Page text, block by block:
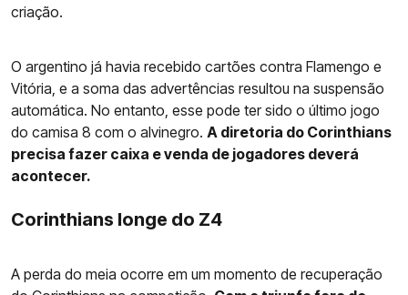
criação.
O argentino já havia recebido cartões contra Flamengo e
Vitória, e a soma das advertências resultou na suspensão
automática. No entanto, esse pode ter sido o último jogo
do camisa 8 com o alvinegro. A diretoria do Corinthians
precisa fazer caixa e venda de jogadores deverá
acontecer.
Corinthians longe do Z4
A perda do meia ocorre em um momento de recuperação